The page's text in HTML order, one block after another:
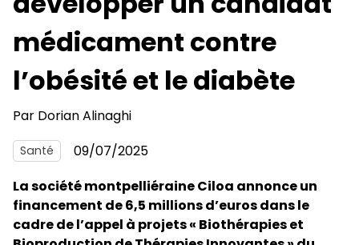
médicament contre
l’obésité et le diabète
Par Dorian Alinaghi
Santé
09/07/2025
La société montpelliéraine Ciloa annonce un
financement de 6,5 millions d’euros dans le
cadre de l’appel à projets « Biothérapies et